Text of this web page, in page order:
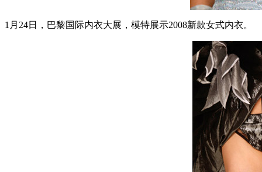
1月24日，巴黎国际内衣大展，模特展示2008新款女式内衣。